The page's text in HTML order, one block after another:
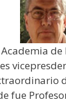
de
fue